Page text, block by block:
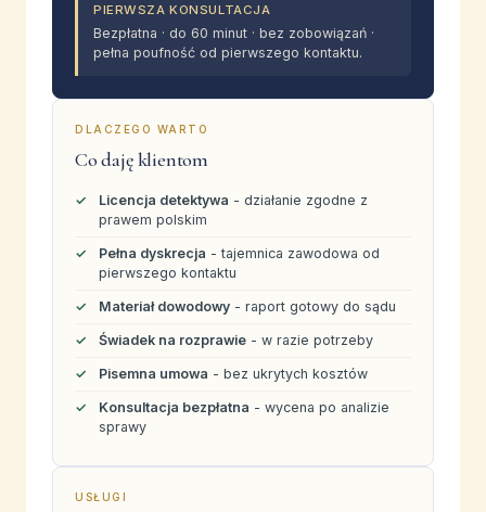
PIERWSZA KONSULTACJA
Bezpłatna · do 60 minut · bez zobowiązań ·
pełna poufność od pierwszego kontaktu.
DLACZEGO WARTO
Co daję klientom
Licencja detektywa - działanie zgodne z
prawem polskim
Pełna dyskrecja - tajemnica zawodowa od
pierwszego kontaktu
Materiał dowodowy - raport gotowy do sądu
Świadek na rozprawie - w razie potrzeby
Pisemna umowa - bez ukrytych kosztów
Konsultacja bezpłatna - wycena po analizie
sprawy
USŁUGI